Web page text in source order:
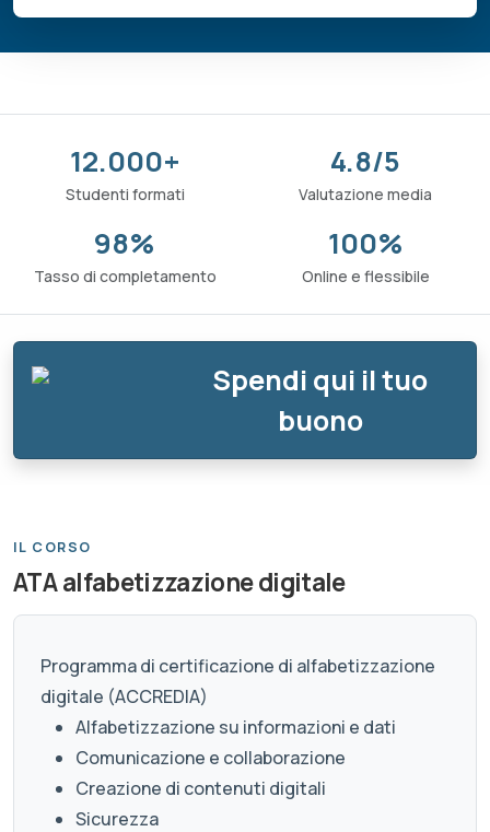
12.000+
Studenti formati
4.8/5
Valutazione media
98%
Tasso di completamento
100%
Online e flessibile
Spendi qui il tuo
buono
IL CORSO
ATA alfabetizzazione digitale
Programma di certificazione di alfabetizzazione
digitale (ACCREDIA)
Alfabetizzazione su informazioni e dati
Comunicazione e collaborazione
Creazione di contenuti digitali
Sicurezza